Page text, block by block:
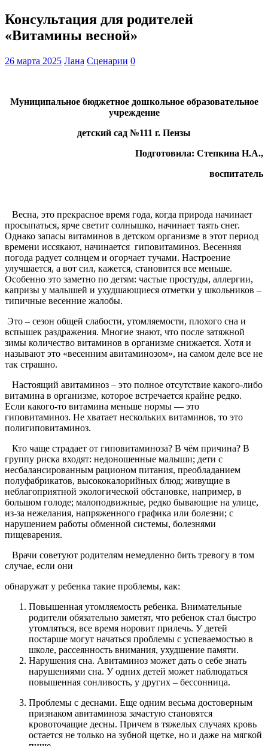
Консультация для родителей
«Витамины весной»
26 марта 2025 Лана Сценарии 0
Муниципальное бюджетное дошкольное образовательное
учреждение
детский сад №111 г. Пензы
Подготовила: Степкина Н.А.,
воспитатель
Весна, это прекрасное время года, когда природа начинает
просыпаться, ярче светит солнышко, начинает таять снег.
Однако запасы витаминов в детском организме в этот период
времени иссякают, начинается гиповитаминоз. Весенняя
погода радует солнцем и огорчает тучами. Настроение
улучшается, а вот сил, кажется, становится все меньше.
Особенно это заметно по детям: частые простуды, аллергии,
капризы у малышей и ухудшающиеся отметки у школьников –
типичные весенние жалобы.
Это – сезон общей слабости, утомляемости, плохого сна и
вспышек раздражения. Многие знают, что после затяжной
зимы количество витаминов в организме снижается. Хотя и
называют это «весенним авитаминозом», на самом деле все не
так страшно.
Настоящий авитаминоз – это полное отсутствие какого-либо
витамина в организме, которое встречается крайне редко.
Если какого-то витамина меньше нормы — это
гиповитаминоз. Не хватает нескольких витаминов, то это
полигиповитаминоз.
Кто чаще страдает от гиповитаминоза? В чём причина? В
группу риска входят: недоношенные малыши; дети с
несбалансированным рационом питания, преобладанием
полуфабрикатов, высококалорийных блюд; живущие в
неблагоприятной экологической обстановке, например, в
большом голоде; малоподвижные, редко бывающие на улице,
из-за нежелания, напряженного графика или болезни; с
нарушением работы обменной системы, болезнями
пищеварения.
Врачи советуют родителям немедленно бить тревогу в том
случае, если они
обнаружат у ребенка такие проблемы, как:
Повышенная утомляемость ребенка. Внимательные
родители обязательно заметят, что ребенок стал быстро
утомляться, все время норовит прилечь. У детей
постарше могут начаться проблемы с успеваемостью в
школе, рассеянность внимания, ухудшение памяти.
Нарушения сна. Авитаминоз может дать о себе знать
нарушениями сна. У одних детей может наблюдаться
повышенная сонливость, у других – бессонница.
Проблемы с деснами. Еще одним весьма достоверным
признаком авитаминоза зачастую становятся
кровоточащие десны. Причем в тяжелых случаях кровь
остается не только на зубной щетке, но и даже на мягкой